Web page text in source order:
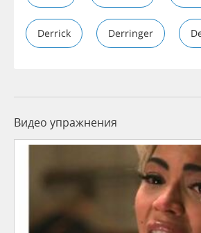
Derrick Derringer
Видео упражнения